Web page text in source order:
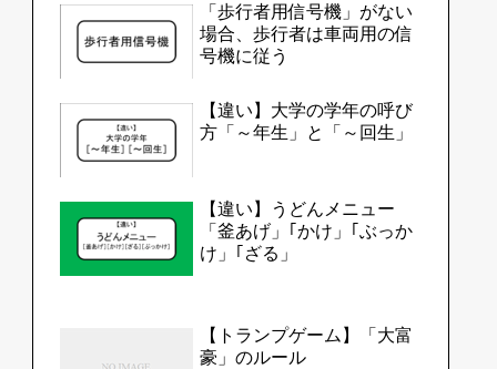
「歩行者用信号機」がない
場合、歩行者は車両用の信
号機に従う
【違い】大学の学年の呼び
方「～年生」と「～回生」
【違い】うどんメニュー
「釜あげ」｢かけ」｢ぶっか
け」｢ざる」
【トランプゲーム】「大富
豪」のルール